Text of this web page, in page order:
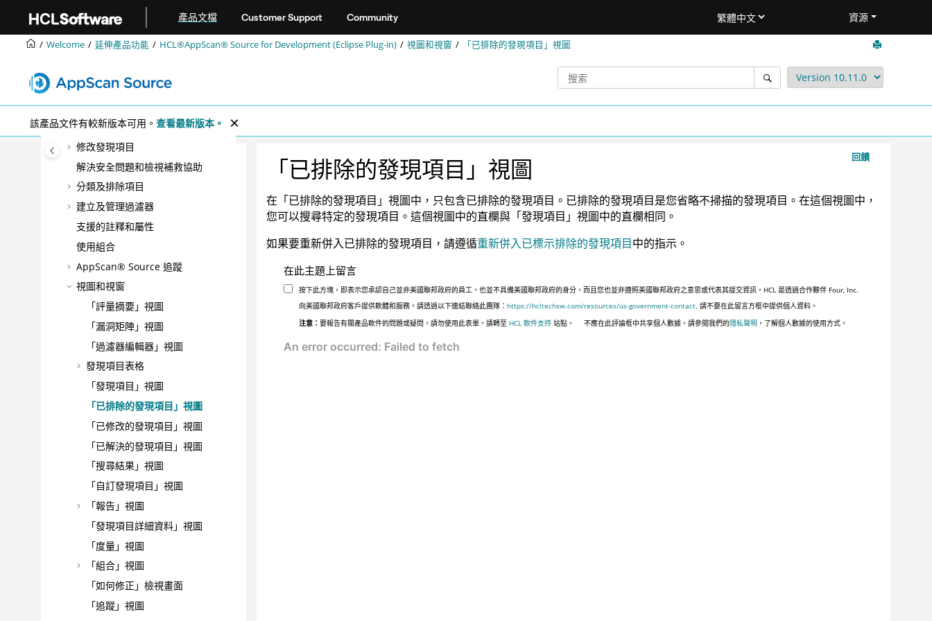
產品文檔 Customer Support Community 資源
Welcome 延伸產品功能 HCL®AppScan® Source for Development (Eclipse Plug-in) 視圖和視窗 「已排除的發現項目」視圖
該產品文件有較新版本可用。 查看最新版本。
一般喜好設定
掃描工作區、專案和檔案
自訂發現項目表格
將所選的發現項目儲存在評量中
搜尋發現項目
修改發現項目
解決安全問題和檢視補救協助
分類及排除項目
建立及管理過濾器
支援的註釋和屬性
使用組合
AppScan® Source 追蹤
視圖和視窗
「評量摘要」視圖
「漏洞矩陣」視圖
「過濾器編輯器」視圖
發現項目表格
「發現項目」視圖
「已排除的發現項目」視圖
「已修改的發現項目」視圖
「已解決的發現項目」視圖
「搜尋結果」視圖
「自訂發現項目」視圖
「報告」視圖
「發現項目詳細資料」視圖
「度量」視圖
「組合」視圖
「如何修正」檢視畫面
「追蹤」視圖
回饋
「已排除的發現項目」視圖
在「已排除的發現項目」視圖中，只包含已排除的發現項目。已排除的發現項目是您省略不掃描的發現項目。在這個視圖中，
您可以搜尋特定的發現項目。這個視圖中的直欄與「發現項目」視圖中的直欄相同。
如果要重新併入已排除的發現項目，請遵循重新併入已標示排除的發現項目中的指示。
在此主題上留言
按下此方塊，即表示您承認自己並非美國聯邦政府的員工，也並不具備美國聯邦政府的身分，而且您也並非遵照美國聯邦政府之意思或代表其提交資訊。HCL 是透過合作夥伴 Four, Inc.
向美國聯邦政府客戶提供軟體和服務。請透過以下連結聯絡此團隊：https://hcltechsw.com/resources/us-government-contact. 請不要在此留言方框中提供個人資料。
注意：要報告有關產品軟件的問題或疑問，請勿使用此表單。請轉至 HCL 軟件支持 站點。 不應在此評論框中共享個人數據。請參閱我們的隱私聲明 ，了解個人數據的使用方式。